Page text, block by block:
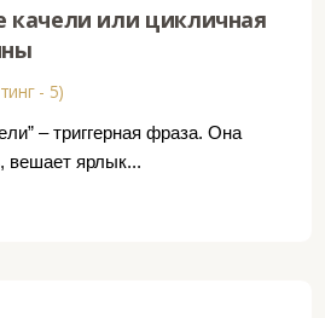
или цикличная
- 5)
– триггерная фраза. Она
вешает ярлык...